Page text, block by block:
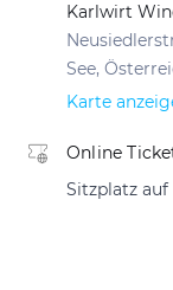
Karlwirt
See,
Karte
Online
Sitzplatz